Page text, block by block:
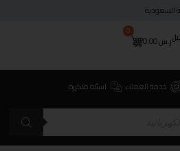
السعودية
ر.س0.00
0
خدمة العملاء اسئلة متكررة